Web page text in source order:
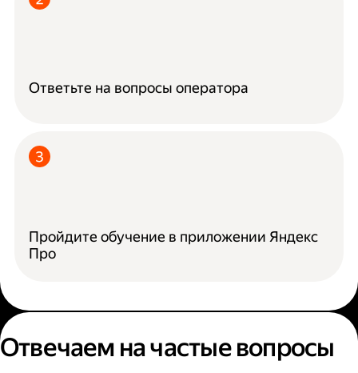
Ответьте на вопросы оператора
Пройдите обучение в приложении Яндекс
Про
Отвечаем на частые вопросы